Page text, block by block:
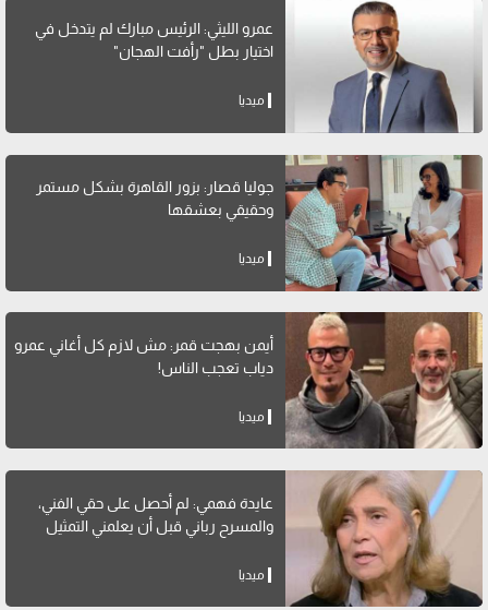
عمرو الليثي: الرئيس مبارك لم يتدخل في
اختيار بطل "رأفت الهجان"
ميديا
جوليا قصار: بزور القاهرة بشكل مستمر
وحقيقي بعشقها
ميديا
أيمن بهجت قمر: مش لازم كل أغاني عمرو
دياب تعجب الناس!
ميديا
عايدة فهمي: لم أحصل على حقي الفني،
والمسرح رباني قبل أن يعلمني التمثيل
ميديا